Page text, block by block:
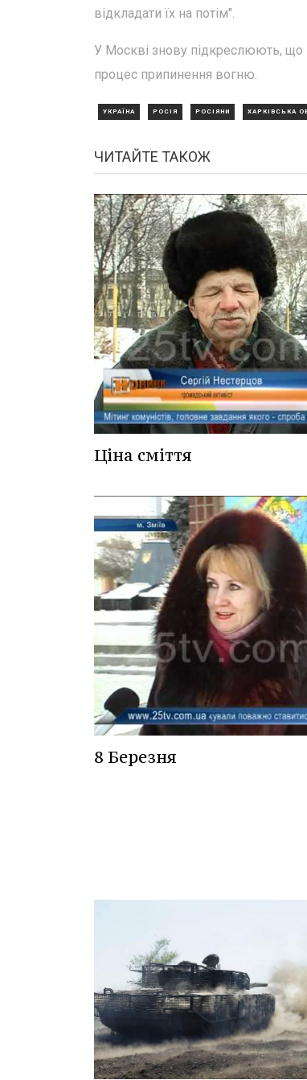
відкладати їх на потім".
У Москві знову підкреслюють, що
процес припинення вогню.
УКРАЇНА РОСІЯ РОСІЯНИ ХАРКІВСЬКА
ЧИТАЙТЕ ТАКОЖ
Ціна сміття
8 Березня